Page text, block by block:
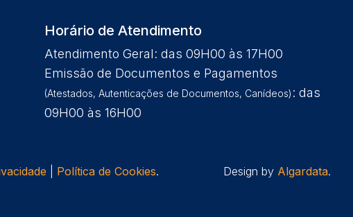
Horário de Atendimento
Atendimento Geral: das 09H00 às 17H00
Emissão de Documentos e Pagamentos
(Atestados, Autenticações de Documentos, Canídeos) : das
09H00 às 16H00
Política de Cookies. Design by Algardata.